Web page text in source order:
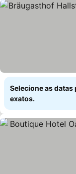
Selecione as
exatos.